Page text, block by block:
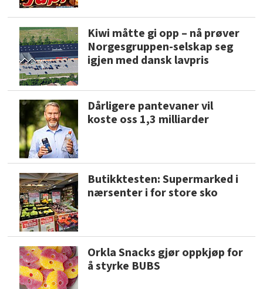
Kiwi måtte gi opp – nå prøver
Norgesgruppen-selskap seg
igjen med dansk lavpris
Dårligere pantevaner vil
koste oss 1,3 milliarder
Butikktesten: Supermarked i
nærsenter i for store sko
Orkla Snacks gjør oppkjøp for
å styrke BUBS